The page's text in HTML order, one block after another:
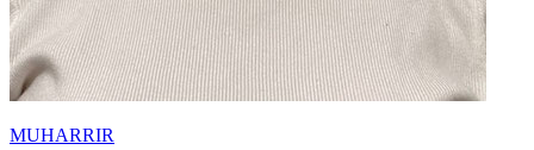
MUHARRIR